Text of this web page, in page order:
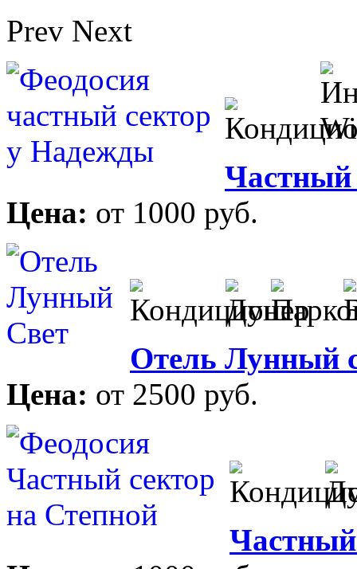
Prev Next
Частный
Цена: от 1000 руб.
Отель Лунный
Цена: от 2500 руб.
Частный